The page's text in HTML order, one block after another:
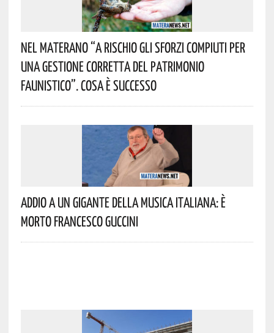
Nel Materano “a Rischio Gli Sforzi Compiuti Per
Una Gestione Corretta Del Patrimonio
Faunistico”. Cosa È Successo
Addio A Un Gigante Della Musica Italiana: È
Morto Francesco Guccini